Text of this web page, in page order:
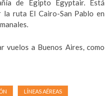
de Egipto Egyptair. Está
la ruta El Cairo-San Pablo en
vuelos a Buenos Aires, como
LÍNEAS AÉREAS